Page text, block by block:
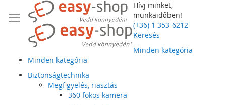
Hívj minket,
munkaidőben!
(+36) 1 353-6212
Keresés
Minden kategória
Minden kategória
Biztonságtechnika
Megfigyelés, riasztás
360 fokos kamera